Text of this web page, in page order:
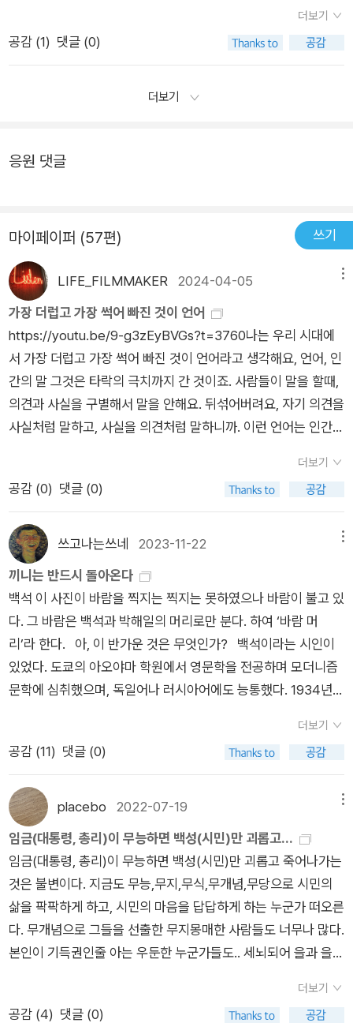
서는 탐할 수 없는 우아함과 고귀함을 느끼게 된다. 때로는 살벌
할 정도의 냉정함을 동반하여.동인문학상 수상 후기에 남겼던 임
화의 말을 인용하여 ‘적이여, 너는 나의 용기이다’ 이 문장을 아로
새기고, 허무와 공허함을 싸워 물리쳐 내보려 한다.
각오할 수는 없었다. 나는 각오되지 않는 죽음이 두려웠다. 내 생
물적 목숨의 끝장이 두려웠다기 보다는 죽어서 더 이상 이 무내용
신의 드러나 있는 궤적을 다큐멘터리식으로 복원하여 현실성을
전투 전후의 심사, 넷째 아들 면의 혈육의 죽음에도 숨죽여 울 수
력성, 죽음에 대한 사유, 문(文)과 무(武)의 멀고 가까움과 한 나
라의 생사를 책임진 지극히 인간적인 존재의 장군으로서의 고뇌
등을 드러내고 사회 안에서 개인이 가질 수 있는 삶의 태도에 대
해 서술해 줍니다. 가장 기억에 남은 문장은 “내가 임금의 칼에
죽으면 적은 임금에게도 갈것이었고 내가 적의 칼에 죽어도 저은
임금에게도 갈 것이다. 적의 칼과 임금의 칼 사이에서 바다는 아
득히 넓었고 나는 몸 둘 곳 없었다.”이 말은 면사첩을 받던 날 명
량에서 칼을 올려놓은 시렁아래에서 환도 두 자루를 보면서 이순
신이 하는 말입니다. 이처럼 이순신은 적군과의 대결뿐 아니라 임
금 및 조정과의 대치 해야하는 고뇌와 시대적 상황을 세밀하게 묘
바꿀 수는 없었다. 내가 가진 한움큼의 조선이 전부였다. 나는 임
금의 장난감을 바칠 수 없는 나 자신의 무력을 한탄했다.” 선조의
섬세하지만 나약한 면모, 임금의 나약과 나약하기에 비열해질 수
있었기에 김덕령, 곽재우 의병장을 잃게도 했습니다. 독자가 자랐
던 시대에는 어릴적 위인전을 많이 읽고 자랐습니다. 요즘 자라나
는 아이들도 위인전을 많이 읽는지는 잘 모릅니다. 그렇게 위인을
보고 자랐고 성장했습니다. 세상을 빠르게 돌아가고 첨단과학 시
대에 살고 있지만 우리에게 어릴적 위인은 더 이상 존재하지 않는
것이 안타깝습니다. 그래서 이 책을 읽고 오래도록 소장하고 있는
지도 모릅니다. 이순신의 업적과 내면의 성격까지 막힘없이 잘 읽
히는 내용이 출간된 책 중에 <칼의 노래>를 독자는 가장 좋아하
같다.그저 백성을 생각하는 마음과 어쩔 수 없이 내려야 하는 단
호한 결단들.그 역시 사람으로서 누군가에게 기대고도 싶고 그저
그려지는 것이 지은이의 탁월한 표현력에 그저 감탄할 뿐이다.지
들, 그리고 가족.끝까지 자신의 업무를 충실히 마치고 이 세상을
보리라 결심해본다.
더보기
공감 (1) 댓글 (0)
더보기
응원 댓글
마이페이퍼 (57편) 쓰기
LIFE_FILMMAKER 2024-04-05
가장 더럽 고 가장 썩어 빠진 것이 언어
https://youtu.be/9-g3zEyBVGs?t=3760나는 우리 시대에
서 가장 더럽고 가장 썩어 빠진 것이 언어라고 생각해요, 언어, 인
간의 말 그것은 타락의 극치까지 간 것이죠. 사람들이 말을 할때,
의견과 사실을 구별해서 말을 안해요. 뒤섞어버려요, 자기 의견을
사실처럼 말하고, 사실을 의견처럼 말하니까. 이런 언어는 인간의
통되는 게 아니라 인간이 단절되는 거에요, 단절은 이미 거의 다
완성이 됐죠. 언어가 인간을 단절시켜 버리는 거에요, 그러니까
이게 참 이루 말할 수가 없는 끔찍한 비극이 벌어진 것이죠. 의견
을 사실처럼 말해버리는 까닭은 그 인간이 생각이 당파성에 매몰
되어 있기 때문이에요. 당파성에 매몰되어 있는 자들은 의견을 사
실처럼 말할 수밖에 없어요. 자기가 갖고 있는 당파성을 정의라고
말해요. 정의 정의나 혹은 진리라고 말해요 나의 당파성을 의견을
사실처럼 말하는 시대에서는 언어의 기능이 완전히 상실되는 것
이죠. 그리고 우리 시대의 최고의 권력은 여론 조사 결과에요. 이
것은 정의이고 진리에요. 이것이 가치의 척도가. 이것은 정말 무
지몽매한 대상으로 가는 시작인 것이죠. 여론 조사의 결과로 정
의와 진리를 판단하는 것이죠. 그런데 여론조사의 결과라는 것은
그건 의견과 사실이 뒤죽박죽이 된 것 아니겠어요, 그것이 그런것
이 그래서 나는 우리 시대의 가장 큰 문제라고 생각해요. 잚은 여
러분들도 참 고민을 해봐야 하는 일이죠. 내가 무슨 말을 할 때,
내가 사실을 말하고 있는 것인지. 내가 나의 의견을 말하고 있는
것인지 나의 의견은 어떤 사실에 바탕한 것인지. 나의 의견은 아
무 사실에 바탕하지 않고 그저 나의 욕망을 지껄이고 있는 건지를
구별하지 않고 (말을) 마구 해대니까. 아무도 말할 수 없는, 알아
들을 수 없는말이 되는거죠. 그것이 매일 매일 쏟아져 나옵니다.
국회에서 쏟아지고, 언론에서 쏟아지고, 개인 사이의 담론에 쏟
적대하는 이념의 진영을 이루는 것이죠. 이런 언어의 대결 구도는
그야말로 무지몽매한 것이에요. 아주 천치같은 것입니다. 그런 현
더보기
공감 (0) 댓글 (0)
쓰고나는쓰네 2023-11-22
끼니는 반드시 돌아온다
백석 이 사진이 바람을 찍지는 찍지는 못하였으나 바람이 불고 있
다. 그 바람은 백석과 박해일의 머리로만 분다. 하여 ‘바람 머
리’라 한다. 아, 이 반가운 것은 무엇인가? 백석이라는 시인이
있었다. 도쿄의 아오야마 학원에서 영문학을 전공하며 모더니즘
문학에 심취했으며, 독일어나 러시아어에도 능통했다. 1934년에
하였고, 틈틈이 제임스 조이스와 같은 외국 작가의 작품이나 논문
을 번역하기도 했다. 때로 <여성>지에 원고가 펑크가 나면 직접
수필을 써 때우면서도 1936년에 시집 <사슴>을 출간하였다. 같
은 해에는 영생고보에서 영어교사로 부임하였는데, 수려한 외모
의 그를 많은 학생들이 흠모했고, 백석은 얼굴 갚을 하느라 염문
을 뿌리기도 했다. 2008년에 개봉한 <모던 보이>의 주인공인
박해일의 일명 ‘바람 머리’ 스타일은 백석을 따라한 것이다. 193
0년대 그야말로 ‘모던 보이’였던 백석은 자신의 외모나 이력과는
너무도 어울리지 않게 고향인 평북 정주를 배경으로 한 시를 썼
다. 백석보다 한참이나 어린 오장환이란 애송이 시인은, 백석의
시가 ‘지방색’을 ‘곳간에 볏섬 쌓듯이 그저 구겨 넣은’ 것에 불과
하다는 독설을 내뱉었다. 그랬거나 말았거나, 백석은 자신의 스타
일을 버리지 않았다. 비록 시의 제재가 촌스러웠는지는 몰라도,
더보기
공감 (11) 댓글 (0)
placebo 2022-07-19
임금(대통령, 총리)이 무능하면 백성(시민)만 괴롭고...
임금(대통령, 총리)이 무능하면 백성(시민)만 괴롭고 죽어나가는
것은 불변이다. 지금도 무능,무지,무식,무개념,무당으로 시민의
삶을 팍팍하게 하고, 시민의 마음을 답답하게 하는 누군가 떠오른
다. 무개념으로 그들을 선출한 무지몽매한 사람들도 너무나 많다.
본인이 기득권인줄 아는 우둔한 누군가들도.. 세뇌되어 을과 을끼
ㅡㅡㅡㅡㅡㅡㅡㅡㅡㅡㅡㅡㅡㅡ『바람의 끝자락에 실려, 환청인
가, 누에고치에서 실 풀려나오는 소리가 들리는 듯 싶었다.자네,
더보기
공감 (4) 댓글 (0)